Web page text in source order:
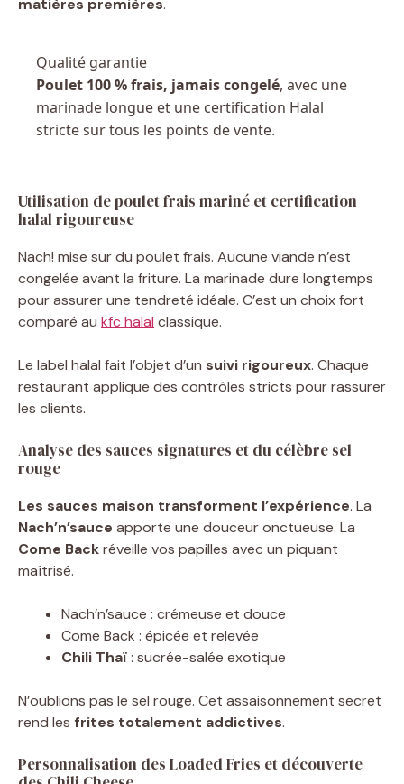
matières premières.
Qualité garantie
Poulet 100 % frais, jamais congelé, avec une
marinade longue et une certification Halal
stricte sur tous les points de vente.
Utilisation de poulet frais mariné et certification
halal rigoureuse
Nach! mise sur du poulet frais. Aucune viande n’est
congelée avant la friture. La marinade dure longtemps
pour assurer une tendreté idéale. C’est un choix fort
comparé au kfc halal classique.
Le label halal fait l’objet d’un suivi rigoureux. Chaque
restaurant applique des contrôles stricts pour rassurer
les clients.
Analyse des sauces signatures et du célèbre sel
rouge
Les sauces maison transforment l’expérience. La
Nach’n’sauce apporte une douceur onctueuse. La
Come Backréveille vos papilles avec un piquant
maîtrisé.
Nach’n’sauce : crémeuse et douce
Come Back : épicée et relevée
Chili Thaï: sucrée-salée exotique
N’oublions pas le sel rouge. Cet assaisonnement secret
rend les frites totalement addictives.
Personnalisation des Loaded Fries et découverte